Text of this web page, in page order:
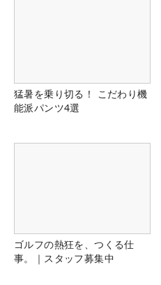
猛暑を乗り切る！ こだわり機
能派パンツ4選
ゴルフの熱狂を、つくる仕
事。｜スタッフ募集中